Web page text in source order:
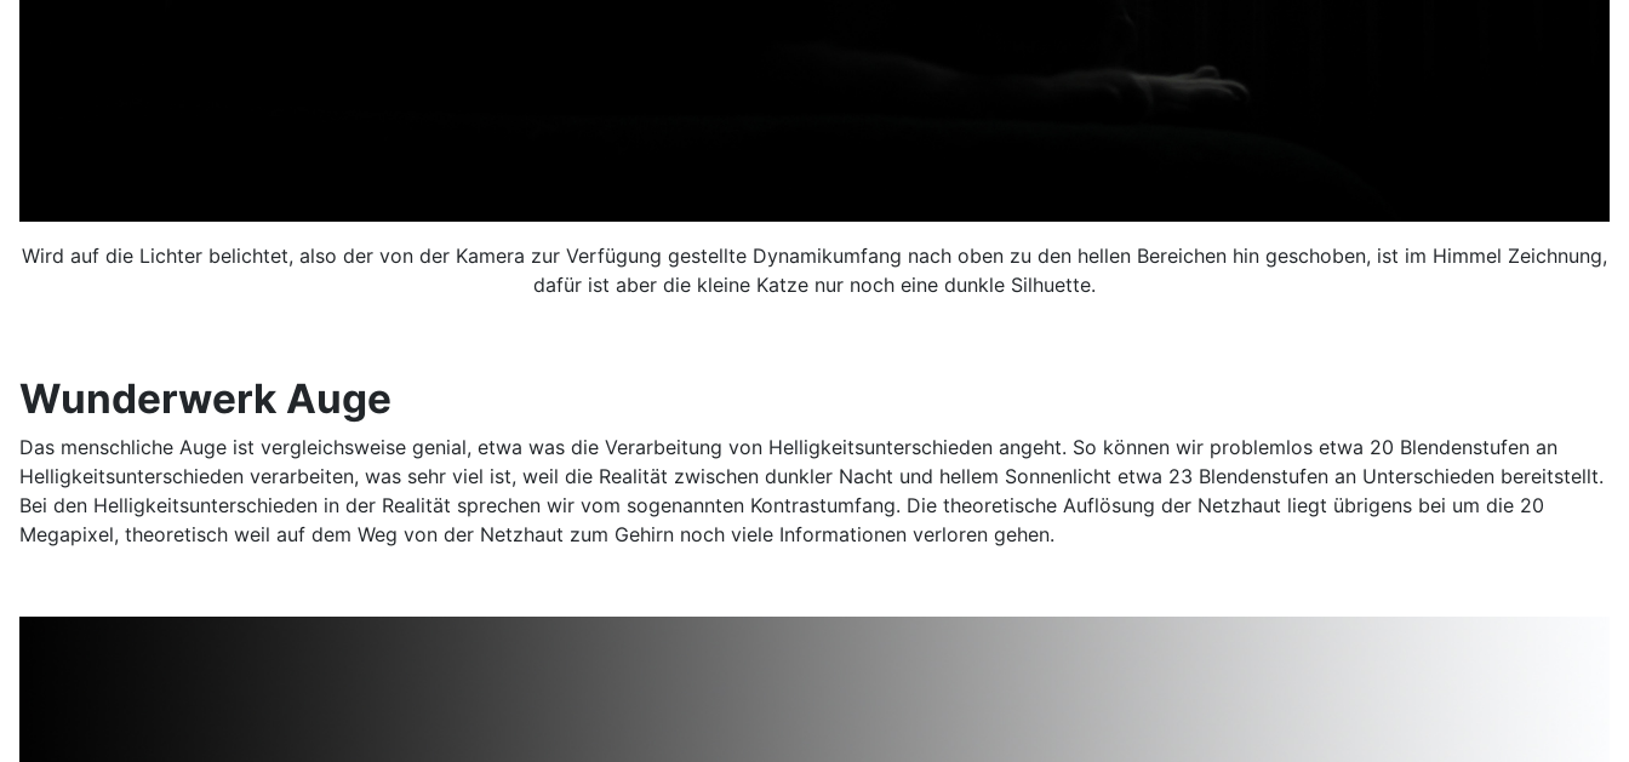
Wird auf die Lichter belichtet, also der von der Kamera zur Verfügung gestellte Dynamikumfang nach oben zu den hellen Bereichen hin geschoben, ist im Himmel Zeichnung,
dafür ist aber die kleine Katze nur noch eine dunkle Silhuette.
Wunderwerk Auge
Das menschliche Auge ist vergleichsweise genial, etwa was die Verarbeitung von Helligkeitsunterschieden angeht. So können wir problemlos etwa 20 Blendenstufen an
Helligkeitsunterschieden verarbeiten, was sehr viel ist, weil die Realität zwischen dunkler Nacht und hellem Sonnenlicht etwa 23 Blendenstufen an Unterschieden bereitstellt.
Bei den Helligkeitsunterschieden in der Realität sprechen wir vom sogenannten Kontrastumfang. Die theoretische Auflösung der Netzhaut liegt übrigens bei um die 20
Megapixel, theoretisch weil auf dem Weg von der Netzhaut zum Gehirn noch viele Informationen verloren gehen.